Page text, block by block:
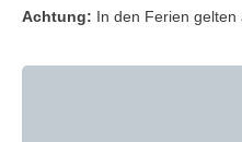
Achtung: In den Ferien